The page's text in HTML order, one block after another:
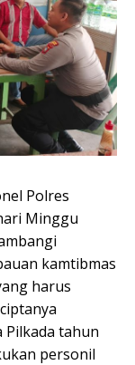
Polres
Minggu
kamtibmas
harus
Pilkada tahun
personil